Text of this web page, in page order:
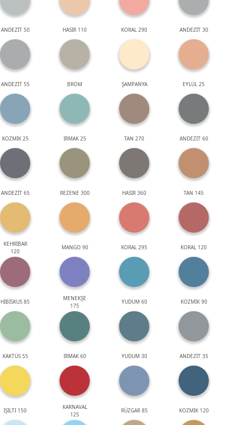
ANDEZİT 50 HASIR 110 KORAL 290 ANDEZİT 30
ANDEZİT 55 BROM ŞAMPANYA EYLÜL 25
KOZMİK 25 IRMAK 25 TAN 270 ANDEZİT 60
ANDEZİT 65 REZENE 300 HASIR 360 TAN 145
KEHRİBAR
120
MANGO 90 KORAL 295 KORAL 120
HİBİSKUS 85
MENEKŞE
175
YUDUM 60 KOZMİK 90
KAKTÜS 55 IRMAK 60 YUDUM 30 ANDEZİT 35
IŞILTI 150
KARNAVAL
125
RÜZGAR 85 KOZMİK 120